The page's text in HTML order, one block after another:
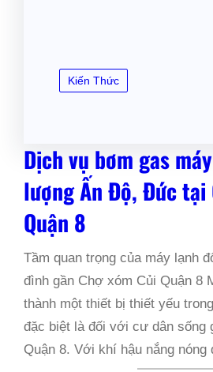
Kiến Thức
Dịch vụ bơm gas
lượng Ấn Độ, Đức tại
Quận 8
Tầm quan trọng của máy lạnh
đình gần Chợ xóm Củi Quận 8
thành một thiết bị thiết yếu
đặc biệt là đối với cư dân sống
Quận 8. Với khí hậu nắng